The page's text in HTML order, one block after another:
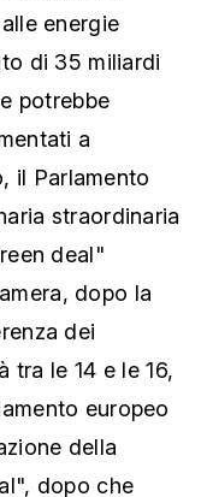
energie
di 35 miliardi
potrebbe
a
il Parlamento
straordinaria
deal"
dopo la
dei
tra le 14 e le 16,
europeo
della
dopo che